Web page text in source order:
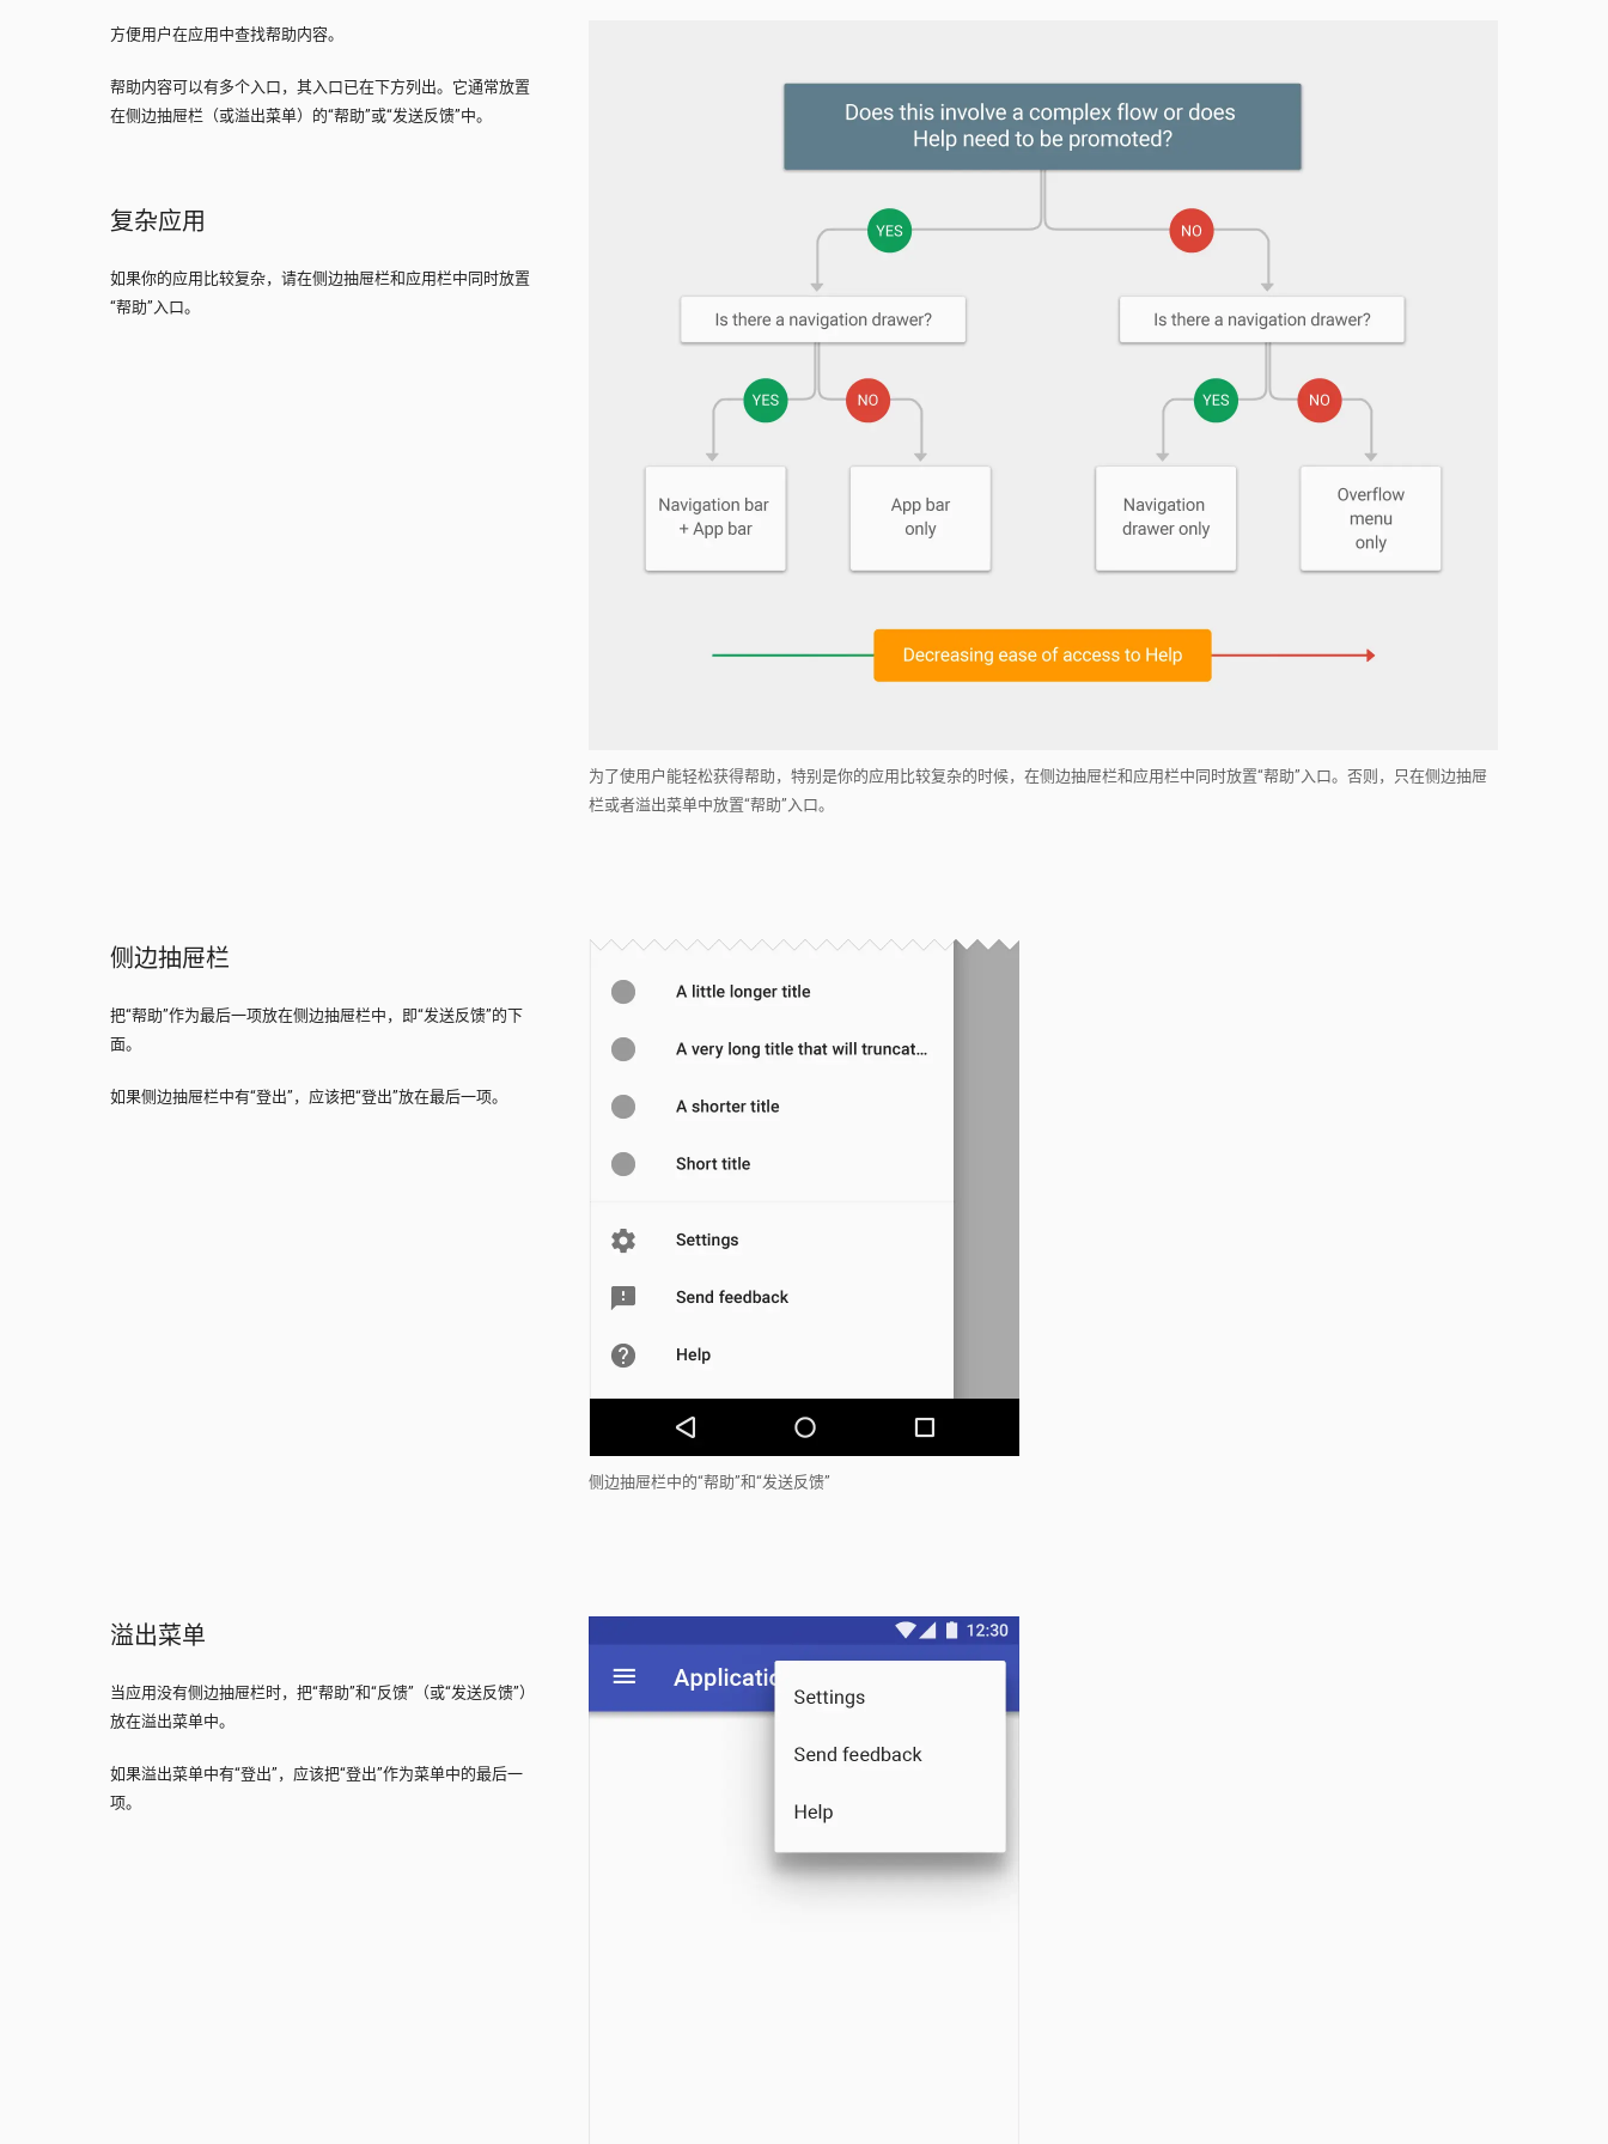
方便用户在应用中查找帮助内容。
帮助内容可以有多个入口，其入口已在下方列出。它通常放置
在侧边抽屉栏（或溢出菜单）的“帮助”或“发送反馈”中。
复杂应用
如果你的应用比较复杂，请在侧边抽屉栏和应用栏中同时放置
“帮助”入口。
为了使用户能轻松获得帮助，特别是你的应用比较复杂的时候，在侧边抽屉栏和应用栏中同时放置“帮助”入口。否则，只在侧边抽屉
栏或者溢出菜单中放置“帮助”入口。
侧边抽屉栏
把“帮助”作为最后一项放在侧边抽屉栏中，即“发送反馈”的下
面。
如果侧边抽屉栏中有“登出”，应该把“登出”放在最后一项。
侧边抽屉栏中的“帮助”和“发送反馈”
溢出菜单
当应用没有侧边抽屉栏时，把“帮助”和“反馈”（或“发送反馈”）
放在溢出菜单中。
如果溢出菜单中有“登出”，应该把“登出”作为菜单中的最后一
项。